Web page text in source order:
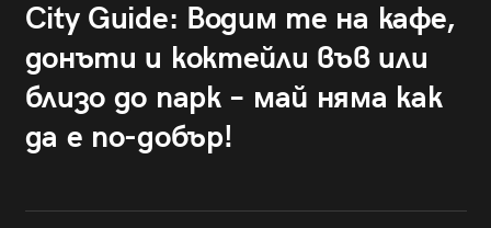
City Guide: Водим те на кафе,
донъти и коктейли във или
близо до парк – май няма как
да е по-добър!